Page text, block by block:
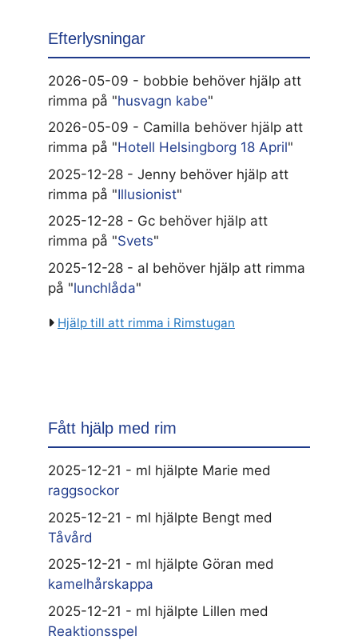
Efterlysningar
2026-05-09 - bobbie behöver hjälp att
rimma på "husvagn kabe"
2026-05-09 - Camilla behöver hjälp att
rimma på "Hotell Helsingborg 18 April"
2025-12-28 - Jenny behöver hjälp att
rimma på "Illusionist"
2025-12-28 - Gc behöver hjälp att
rimma på "Svets"
2025-12-28 - al behöver hjälp att rimma
på "lunchlåda"
Hjälp till att rimma i Rimstugan
Fått hjälp med rim
2025-12-21 - ml hjälpte Marie med
raggsockor
2025-12-21 - ml hjälpte Bengt med
Tåvård
2025-12-21 - ml hjälpte Göran med
kamelhårskappa
2025-12-21 - ml hjälpte Lillen med
Reaktionsspel